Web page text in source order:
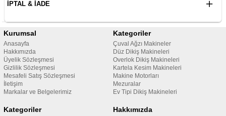
İPTAL & İADE
Kurumsal
Anasayfa
Hakkımızda
Üyelik Sözleşmesi
Gizlilik Sözleşmesi
Mesafeli Satış Sözleşmesi
İletişim
Markalar ve Belgelerimiz
Kategoriler
Çuval Ağzı Makineler
Düz Dikiş Makineleri
Overlok Dikiş Makineleri
Kartela Kesim Makineleri
Makine Motorları
Mezuralar
Ev Tipi Dikiş Makineleri
Kategoriler Hakkımızda